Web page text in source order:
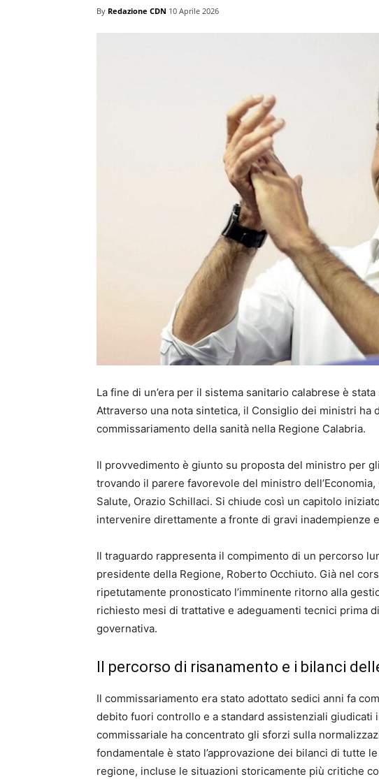
By Redazione CDN 10 Aprile 2026
La fine di un’era per il sistema sanitario calabrese è
Attraverso una nota sintetica, il Consiglio dei ministri ha
commissariamento della sanità nella Regione Calabria.
Il provvedimento è giunto su proposta del ministro per
trovando il parere favorevole del ministro
Salute, Orazio Schillaci. Si chiude così un capitolo
intervenire direttamente a fronte di gravi inadempienze
Il traguardo rappresenta il compimento di un percorso
presidente della Regione, Roberto Occhiuto. Già nel
ripetutamente pronosticato l’imminente ritorno alla
richiesto mesi di trattative e adeguamenti tecnici prima
governativa.
Il percorso di risanamento e i bilanci
Il commissariamento era stato adottato sedici anni fa
debito fuori controllo e a standard assistenziali
commissariale ha concentrato gli sforzi sulla
fondamentale è stato l’approvazione dei bilanci di tutte
regione, incluse le situazioni storicamente più critiche